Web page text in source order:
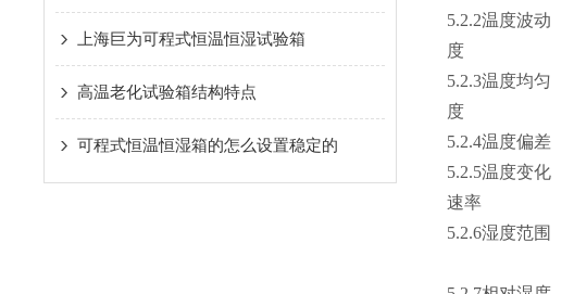
上海巨为可程式恒温恒湿试验箱
高温老化试验箱结构特点
可程式恒温恒湿箱的怎么设置稳定的
5.2.2温度波动
度
5.2.3温度均匀
度
5.2.4温度偏差
5.2.5温度变化
速率
5.2.6湿度范围